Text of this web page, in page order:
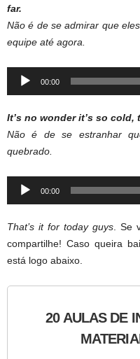
far.
Não é de se admirar que
equipe até agora.
Audio
00:00
It’s no wonder it’s so cold,
Não é de se estranhar
quebrado.
Audio
00:00
That’s it for today guys . Se
compartilhe! Caso queira
está logo abaixo.
20 AULAS DE